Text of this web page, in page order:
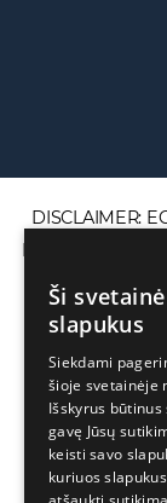
DISCLAIMER:
Firm and NOT a
or provide
financial
Service
assets
Electronic
Ši
slapukus
Siekdami
šioje svetainėje
Išskyrus
gavę Jūsų
keisti savo
kuriuos